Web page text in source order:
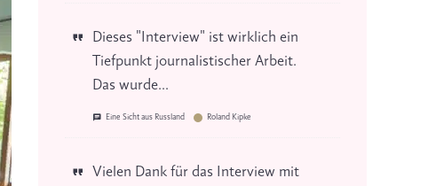
Dieses "Interview" ist wirklich ein
Tiefpunkt journalistischer Arbeit.
Das wurde...
Eine Sicht aus Russland Roland Kipke
Vielen Dank für das Interview mit